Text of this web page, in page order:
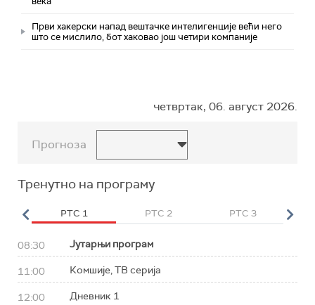
Први хакерски напад вештачке интелигенције већи него
што се мислило, бот хаковао још четири компаније
четвртак, 06. август 2026.
Прогноза
Тренутно на програму
РТС 1 РТС 2 РТС 3
08:30 Јутарњи програм
11:00 Комшије, ТВ серија
12:00 Дневник 1